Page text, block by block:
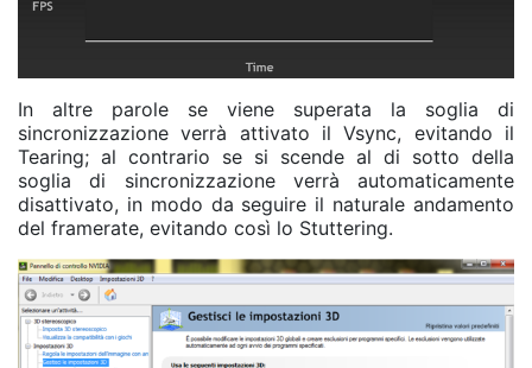
In altre parole se viene superata la soglia di
sincronizzazione verrà attivato il Vsync, evitando il
Tearing; al contrario se si scende al di sotto della
soglia di sincronizzazione verrà automaticamente
disattivato, in modo da seguire il naturale andamento
del framerate, evitando così lo Stuttering.